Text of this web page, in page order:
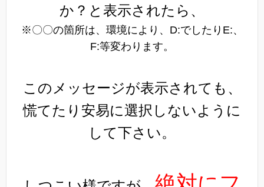
か？と表示されたら、
※〇〇の箇所は、環境により、D:でしたりE:、
F:等変わります。
このメッセージが表示されても、
慌てたり安易に選択しないように
して下さい。